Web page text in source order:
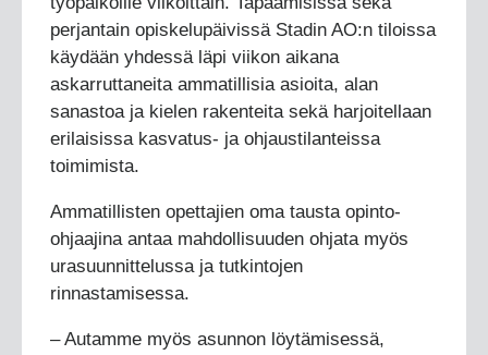
perjantain opiskelupäivissä Stadin AO:n tiloissa
käydään yhdessä läpi viikon aikana
askarruttaneita ammatillisia asioita, alan
sanastoa ja kielen rakenteita sekä harjoitellaan
erilaisissa kasvatus- ja ohjaustilanteissa
toimimista.
Ammatillisten opettajien oma tausta opinto-
ohjaajina antaa mahdollisuuden ohjata myös
urasuunnittelussa ja tutkintojen
rinnastamisessa.
– Autamme myös asunnon löytämisessä,